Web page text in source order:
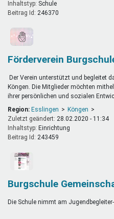
Inhaltstyp:
schule
Beitrag Id: 246370
Förderverein
Der Verein unterstützt und begleitet
Köngen. Die Mitglieder möchten
ihrer persönlichen und sozialen
Region: Esslingen
Köngen
Zuletzt geändert: 28.02.2020 - 11:34
Inhaltstyp:
einrichtung
Beitrag Id: 243459
Burgschule
Die Schule nimmt am Jugendbegleiter-